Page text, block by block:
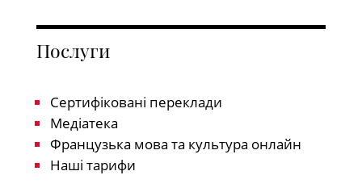
Послуги
Сертифіковані переклади
Медіатека
Французька мова та культура онлайн
Наші тарифи